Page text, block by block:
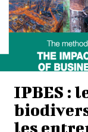
IPBES :
les